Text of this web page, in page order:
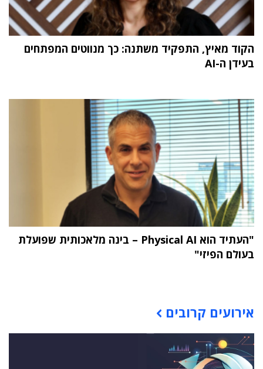
הקוד מאיץ, התפקיד משתנה: כך מנווטים המפתחים
בעידן ה-AI
"העתיד הוא Physical AI – בינה מלאכותית שפועלת
בעולם הפיזי"
אירועים קרובים